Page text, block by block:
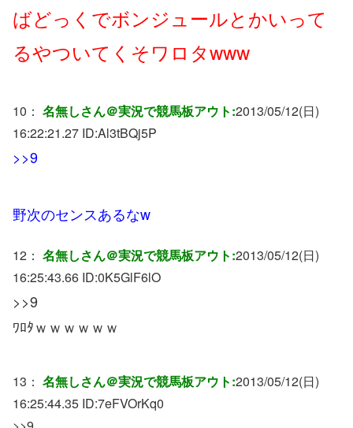
ばどっくでボンジュールとかいって
るやついてくそワロタwww
10： 名無しさん＠実況で競馬板アウト:2013/05/12(日)
16:22:21.27 ID:Al3tBQj5P
>>9
野次のセンスあるなw
12： 名無しさん＠実況で競馬板アウト:2013/05/12(日)
16:25:43.66 ID:0K5GlF6lO
>>9
ﾜﾛﾀｗｗｗｗｗｗ
13： 名無しさん＠実況で競馬板アウト:2013/05/12(日)
16:25:44.35 ID:7eFVOrKq0